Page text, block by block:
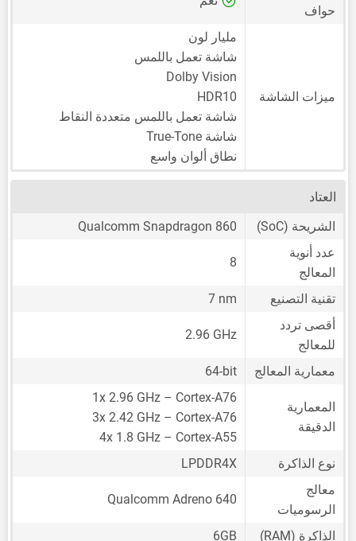
حواف
ميزات الشاشة
مليار لون
شاشة تعمل باللمس
Dolby Vision
HDR10
شاشة تعمل باللمس متعددة النقاط
شاشة True-Tone
نطاق ألوان واسع
العتاد
الشريحة (SoC)
Qualcomm Snapdragon 860
عدد أنوية
المعالج
8
تقنية التصنيع
7 nm
أقصى تردد
للمعالج
2.96 GHz
معمارية المعالج 64-bit
المعمارية
الدقيقة
1x 2.96 GHz – Cortex-A76
3x 2.42 GHz – Cortex-A76
4x 1.8 GHz – Cortex-A55
نوع الذاكرة
LPDDR4X
معالج
الرسوميات
Qualcomm Adreno 640
الذاكرة (RAM) 6GB